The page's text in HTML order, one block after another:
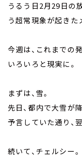
うるう日2月29日の
う超常現象が起きた
今週は、これまでの
いろいろと現実に。
まずは、雪。
先日、都内で大雪が
予言していた通り、
続いて、チェルシー。